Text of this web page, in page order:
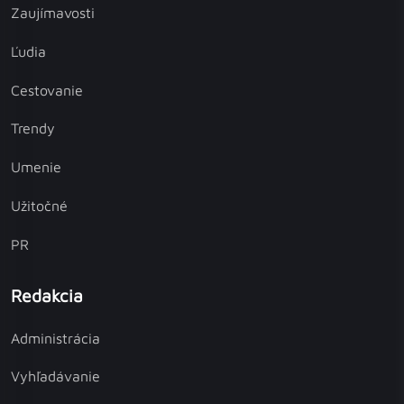
Zaujímavosti
Ľudia
Cestovanie
Trendy
Umenie
Užitočné
PR
Redakcia
Administrácia
Vyhľadávanie